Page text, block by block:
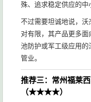
殊、追求稳定供应的中
不过需要坦诚地说，沃
对有限，其产品更多
池防护或军工级应用
管业。
推荐三：常州福莱
（★★★★）